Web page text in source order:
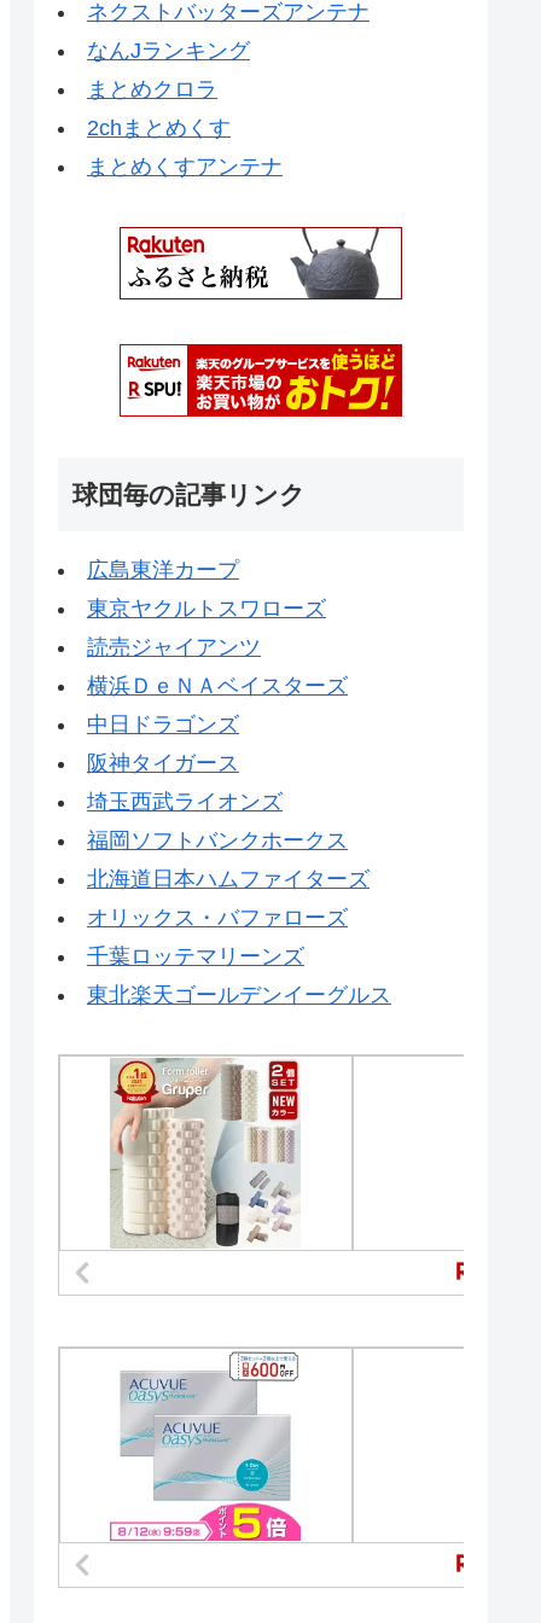
ネクストバッターズアンテナ
なんJランキング
まとめクロラ
2chまとめくす
まとめくすアンテナ
球団毎の記事リンク
広島東洋カープ
東京ヤクルトスワローズ
読売ジャイアンツ
横浜ＤｅＮＡベイスターズ
中日ドラゴンズ
阪神タイガース
埼玉西武ライオンズ
福岡ソフトバンクホークス
北海道日本ハムファイターズ
オリックス・バファローズ
千葉ロッテマリーンズ
東北楽天ゴールデンイーグルス